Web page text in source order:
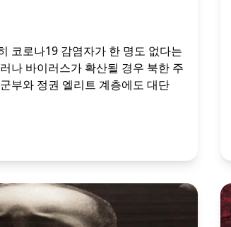
코로나19 감염자가 한 명도 없다는
나 바이러스가 확산될 경우 북한 주
부와 정권 엘리트 계층에도 대단